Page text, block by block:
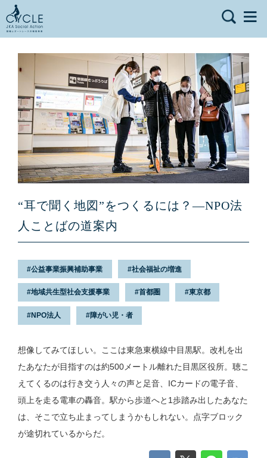
“耳で聞く地図”をつくるには？—NPO法
人ことばの道案内
公益事業振興補助事業 社会福祉の増進
地域共生型社会支援事業 首都圏 東京都
NPO法人 障がい児・者
想像してみてほしい。ここは東急東横線中目黒駅。改札を出
たあなたが目指すのは約500メートル離れた目黒区役所。聴こ
えてくるのは行き交う人々の声と足音、ICカードの電子音、
頭上を走る電車の轟音。駅から歩道へと1歩踏み出したあなた
は、そこで立ち止まってしまうかもしれない。点字ブロック
が途切れているからだ。